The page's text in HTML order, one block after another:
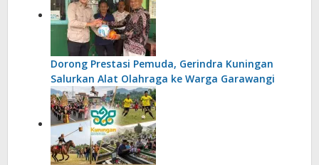
Dorong Prestasi Pemuda, Gerindra Kuningan
Salurkan Alat Olahraga ke Warga Garawangi